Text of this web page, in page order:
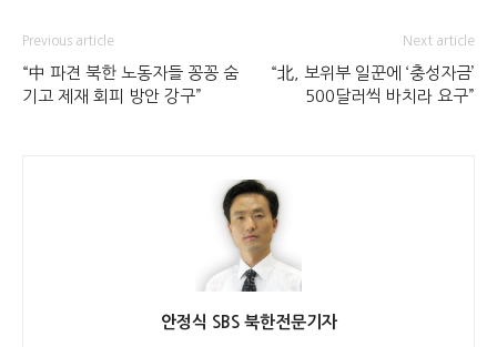
Previous article
“中 파견 북한 노동자들 꽁꽁 숨
기고 제재 회피 방안 강구”
Next article
“北, 보위부 일꾼에 ‘충성자금’
500달러씩 바치라 요구”
안정식 SBS 북한전문기자